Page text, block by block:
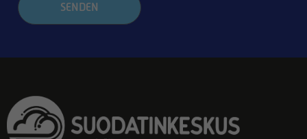
SENDEN